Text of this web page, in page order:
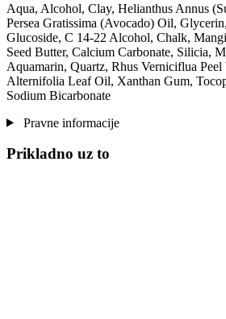
Aqua, Alcohol, Clay, Helianthus Annus
Persea Gratissima (Avocado) Oil,
Glucoside, C 14-22 Alcohol, Chalk,
Seed Butter, Calcium Carbonate, Silicia,
Aquamarin, Quartz, Rhus Verniciflua Peel
Alternifolia Leaf Oil, Xanthan Gum,
Sodium Bicarbonate
Pravne informacije
Prikladno uz to